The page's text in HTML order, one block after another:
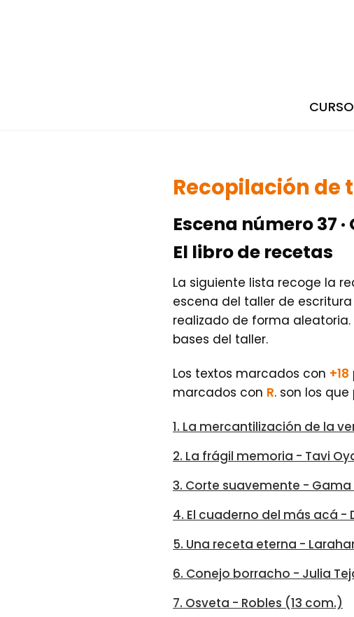
Recopilación de
Escena número 37
El libro de recetas
La siguiente lista recoge la
escena del taller de escritura
realizado de forma
bases del taller.
Los textos marcados con +18
marcados con R. son los
1. La mercantilización de la
2. La frágil memoria - Tavi
3. Corte suavemente -
4. El cuaderno del más acá -
5. Una receta eterna -
6. Conejo borracho - Julia
7. Osveta - Robles (13 com.)